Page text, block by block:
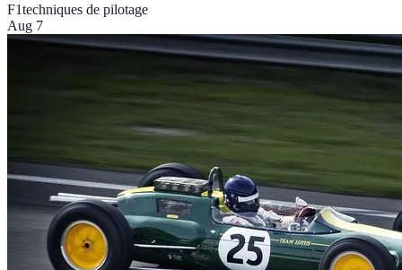
F1techniques de pilotage
Aug 7